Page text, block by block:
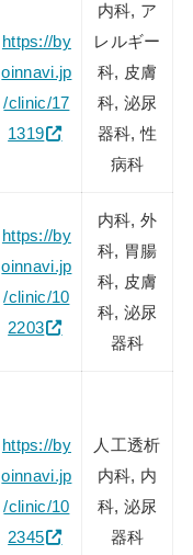
https://by
oinnavi.jp
/clinic/17
1319
内科, ア
レルギー
科, 皮膚
科, 泌尿
器科, 性
病科
https://by
oinnavi.jp
/clinic/10
2203
内科, 外
科, 胃腸
科, 皮膚
科, 泌尿
器科
https://by
oinnavi.jp
/clinic/10
2345
人工透析
内科, 内
科, 泌尿
器科